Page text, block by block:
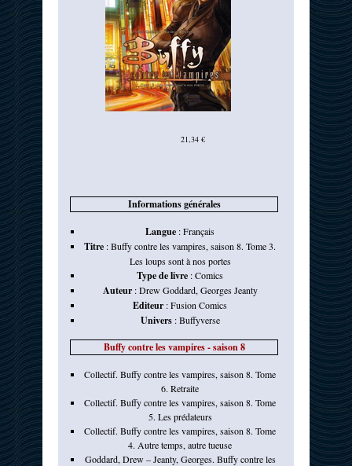
21,34 €
Informations générales
Langue :Français
Titre :Buffy contre les vampires, saison 8. Tome 3.
Les loups sont à nos portes
Type de livre :Comics
Auteur:Drew Goddard, Georges Jeanty
Editeur :Fusion Comics
Univers:Buffyverse
Buffy contre les vampires - saison 8
Collectif. Buffy contre les vampires, saison 8. Tome
6. Retraite
Collectif. Buffy contre les vampires, saison 8. Tome
5. Les prédateurs
Collectif. Buffy contre les vampires, saison 8. Tome
4. Autre temps, autre tueuse
Goddard, Drew – Jeanty, Georges. Buffy contre les